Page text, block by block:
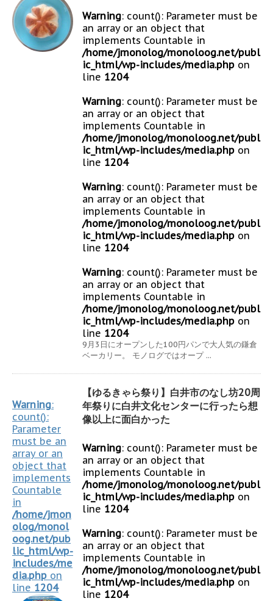
Warning: count(): Parameter must be
an array or an object that
implements Countable in
/home/jmonolog/monoloog.net/publ
ic_html/wp-includes/media.php on
line 1204
Warning: count(): Parameter must be
an array or an object that
implements Countable in
/home/jmonolog/monoloog.net/publ
ic_html/wp-includes/media.php on
line 1204
Warning: count(): Parameter must be
an array or an object that
implements Countable in
/home/jmonolog/monoloog.net/publ
ic_html/wp-includes/media.php on
line 1204
Warning: count(): Parameter must be
an array or an object that
implements Countable in
/home/jmonolog/monoloog.net/publ
ic_html/wp-includes/media.php on
line 1204
9月3日にオープンした100円パンで大人気の鎌倉
ベーカリー。 モノログではオープ ...
Warning:
count():
Parameter
must be an
array or an
object that
implements
Countable
in
/home/jmon
olog/monol
oog.net/pub
lic_html/wp-
includes/me
dia.php on
line 1204
【ゆるきゃら祭り】白井市のなし坊20周
年祭りに白井文化センターに行ったら想
像以上に面白かった
Warning: count(): Parameter must be
an array or an object that
implements Countable in
/home/jmonolog/monoloog.net/publ
ic_html/wp-includes/media.php on
line 1204
Warning: count(): Parameter must be
an array or an object that
implements Countable in
/home/jmonolog/monoloog.net/publ
ic_html/wp-includes/media.php on
line 1204